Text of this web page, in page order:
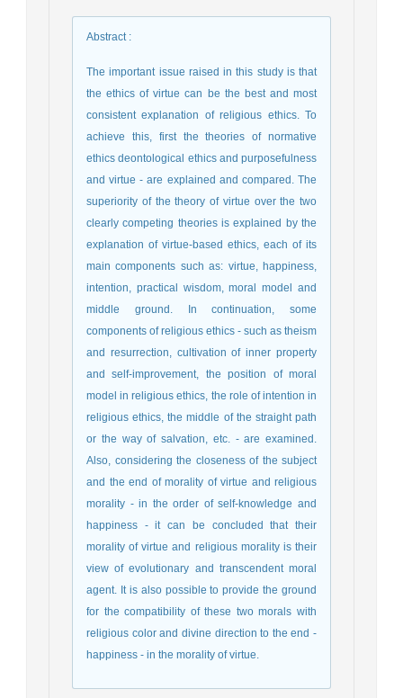
Abstract:
The important issue raised in this study is that
the ethics of virtue can be the best and most
consistent explanation of religious ethics. To
achieve this, first the theories of normative
ethics deontological ethics and purposefulness
and virtue - are explained and compared. The
superiority of the theory of virtue over the two
clearly competing theories is explained by the
explanation of virtue-based ethics, each of its
main components such as: virtue, happiness,
intention, practical wisdom, moral model and
middle ground. In continuation, some
components of religious ethics - such as theism
and resurrection, cultivation of inner property
and self-improvement, the position of moral
model in religious ethics, the role of intention in
religious ethics, the middle of the straight path
or the way of salvation, etc. - are examined.
Also, considering the closeness of the subject
and the end of morality of virtue and religious
morality - in the order of self-knowledge and
happiness - it can be concluded that their
morality of virtue and religious morality is their
view of evolutionary and transcendent moral
agent. It is also possible to provide the ground
for the compatibility of these two morals with
religious color and divine direction to the end -
happiness - in the morality of virtue.